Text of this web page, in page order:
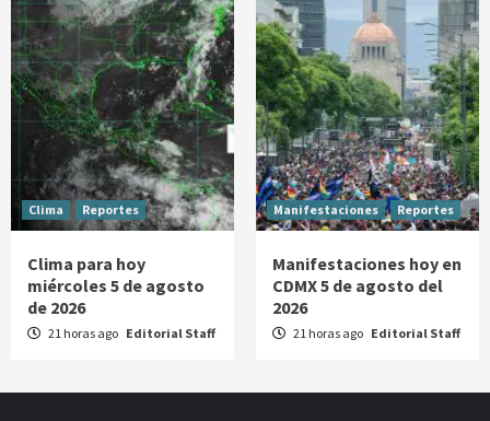
Clima Reportes
Clima para hoy
miércoles 5 de agosto
de 2026
21 horas ago Editorial Staff
Manifestaciones Reportes
Manifestaciones hoy en
CDMX 5 de agosto del
2026
21 horas ago Editorial Staff